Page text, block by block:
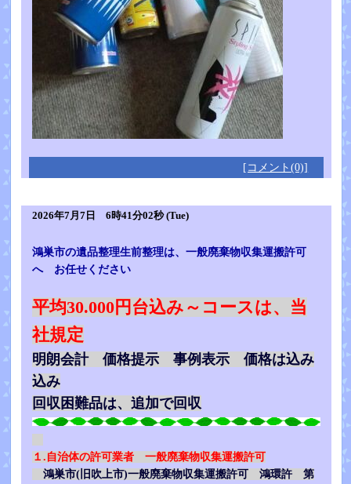
[コメント(0)]
2026年7月7日 6時41分02秒 (Tue)
鴻巣市の遺品整理生前整理は、一般廃棄物収集運搬許可
へ お任せください
平均30.000円台込み～コースは、当
社規定
明朗会計 価格提示 事例表示 価格は込み
込み
回収困難品は、追加で回収
１.自治体の許可業者 一般廃棄物収集運搬許可
鴻巣市(旧吹上市)一般廃棄物収集運搬許可 鴻環許 第